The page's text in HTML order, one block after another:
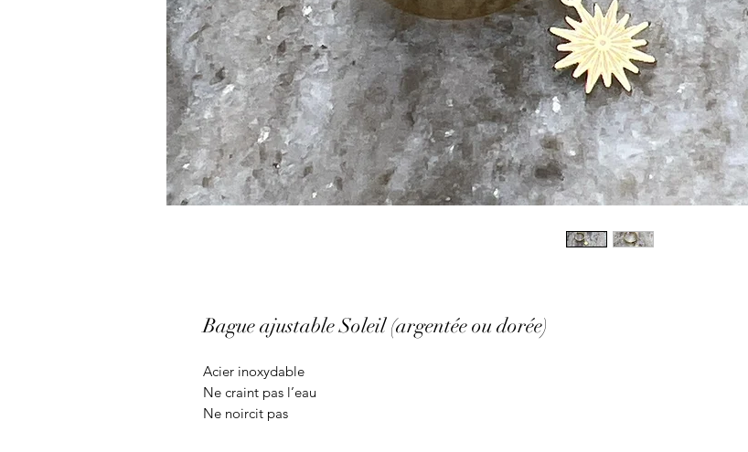
Bague ajustable Soleil (argentée ou dorée)
Acier inoxydable
Ne craint pas l’eau
Ne noircit pas